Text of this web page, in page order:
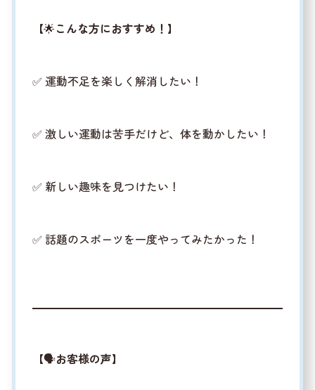
【🌟こんな方におすすめ！ 】
✅ 運動不足を楽しく解消したい！
✅ 激しい運動は苦手だけど、体を動かしたい！
✅ 新しい趣味を見つけたい！
✅ 話題のスポーツを一度やってみたかった！
【🗣️お客様の声】